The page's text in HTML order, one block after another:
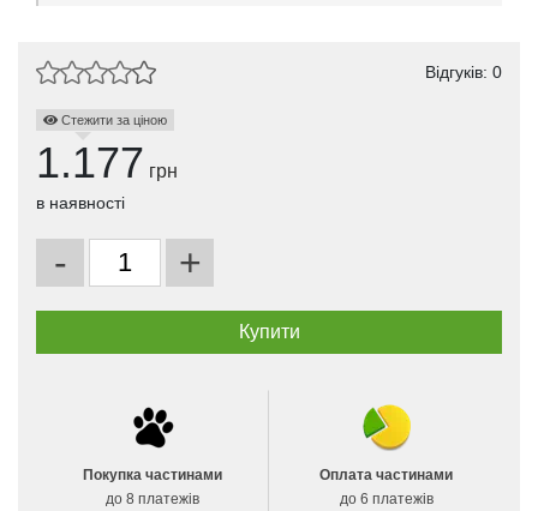
Відгуків: 0
Стежити за ціною
1.177 грн
в наявності
- +
Покупка частинами
до 8 платежів
Оплата частинами
до 6 платежів